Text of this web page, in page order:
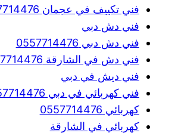
فني تكييف في عجمان 0557714476
فني دش دبي
فني دش دبي 0557714476
فني دش في الشارقة 0557714476
فني ديش في دبي
فني كهربائي في دبي 0557714476
كهربائي 0557714476
كهربائي في الشارقة